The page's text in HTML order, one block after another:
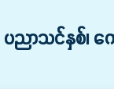
ညာသင်နှစ်၊